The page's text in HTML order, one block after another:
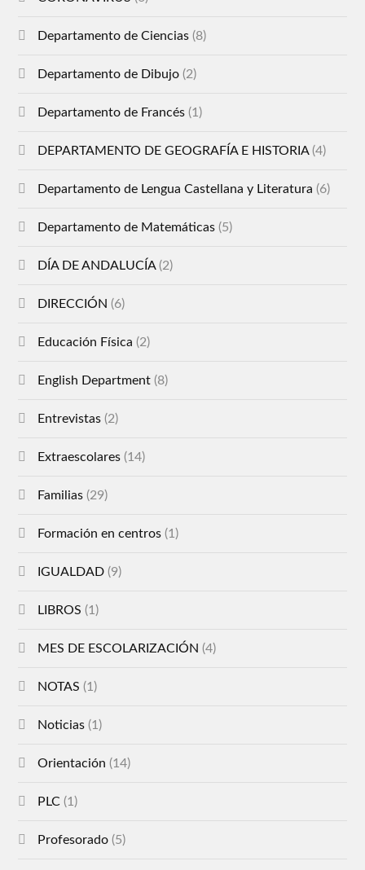
Departamento de Ciencias (8)
Departamento de Dibujo (2)
Departamento de Francés (1)
DEPARTAMENTO DE GEOGRAFÍA E HISTORIA(4)
Departamento de Lengua Castellana y Literatura (6)
Departamento de Matemáticas (5)
DÍA DE ANDALUCÍA(2)
DIRECCIÓN (6)
Educación Física (2)
English Department (8)
Entrevistas (2)
Extraescolares (14)
Familias (29)
Formación en centros (1)
IGUALDAD (9)
LIBROS (1)
MES DE ESCOLARIZACIÓN (4)
NOTAS (1)
Noticias (1)
Orientación (14)
PLC (1)
Profesorado (5)